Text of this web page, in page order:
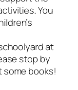
You
at
stop by
some books!